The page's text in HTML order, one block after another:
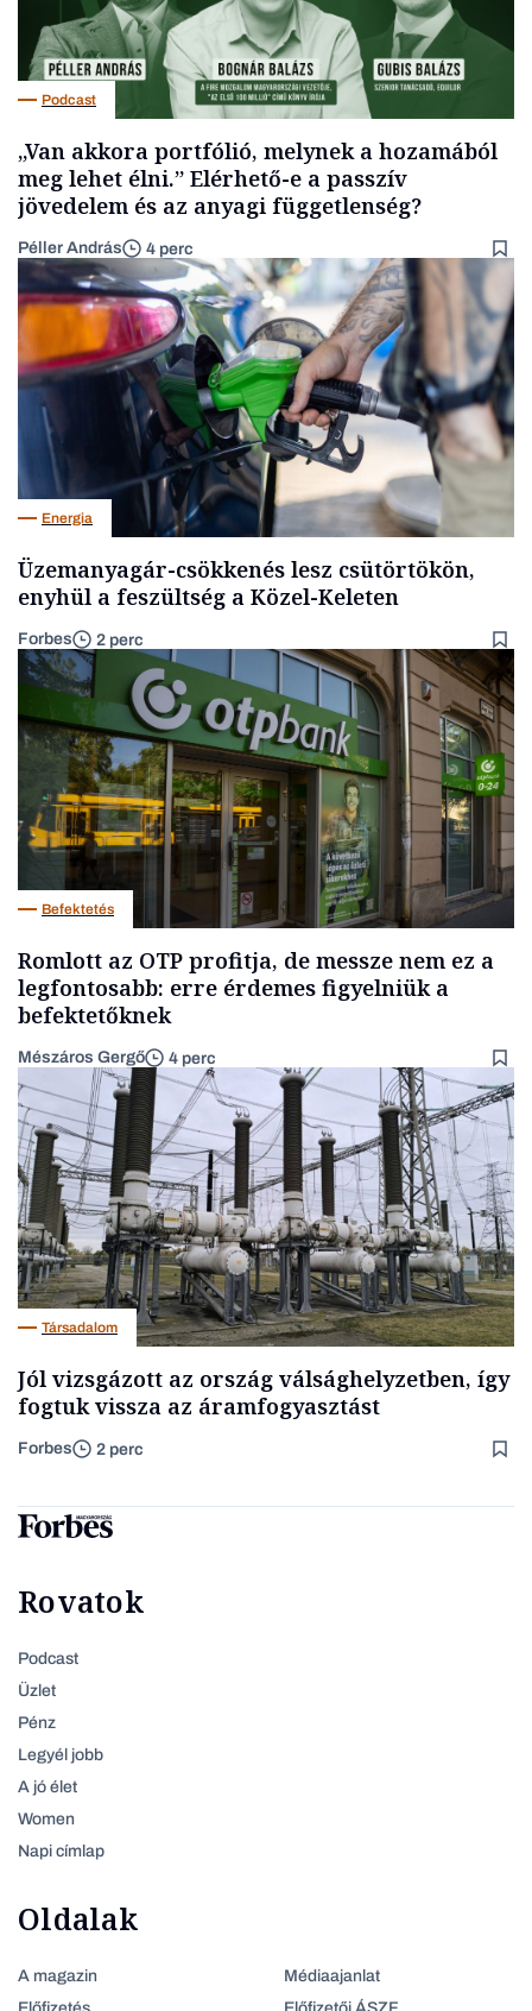
Podcast
„Van akkora portfólió, melynek a hozamából
meg lehet élni.” Elérhető-e a passzív
jövedelem és az anyagi függetlenség?
Péller András 4 perc
Energia
Üzemanyagár-csökkenés lesz csütörtökön,
enyhül a feszültség a Közel-Keleten
Forbes 2 perc
Befektetés
Romlott az OTP profitja, de messze nem ez a
legfontosabb: erre érdemes figyelniük a
befektetőknek
Mészáros Gergő 4 perc
Társadalom
Jól vizsgázott az ország válsághelyzetben, így
fogtuk vissza az áramfogyasztást
Forbes 2 perc
Rovatok
Podcast
Üzlet
Pénz
Legyél jobb
A jó élet
Women
Napi címlap
Oldalak
A magazin
Médiaajanlat